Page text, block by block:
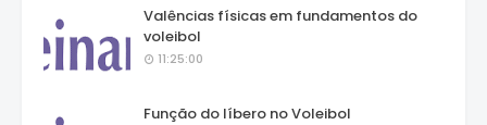
Valências físicas em fundamentos do
voleibol
11:25:00
Função do líbero no Voleibol